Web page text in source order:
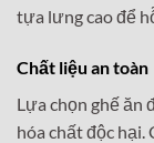
tựa lưng cao để
Chất liệu an toàn
Lựa chọn ghế ăn
hóa chất độc hại.